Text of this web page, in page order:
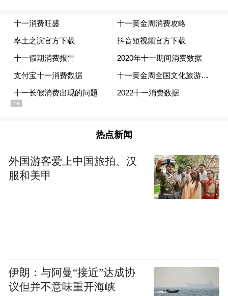
不妨加入团购；如果没有的话，自己发起和
组织团购也成。由于近来团购网站的问题颇
多，所以在团购的时候一定要注意资金安
全，尽量选择正规的团购网站或组织，并且
购买品牌产品，这样的话上当受骗的概率会
比较小，而且在团购资金支付的问题上，如
会更加安全。对于一些消费者而言，若是打
算在十一期间购买家具家电、或者数码电子
产品等，这些比较大宗的商品通过团购渠道
假日经济的重大贡献力量。在十一购物消费
这个问题上，消费者最好保持一个平常的心
热点新闻
外国游客爱上中国旅拍、汉
服和美甲
伊朗：与阿曼“接近”达成协
议但并不意味重开海峡